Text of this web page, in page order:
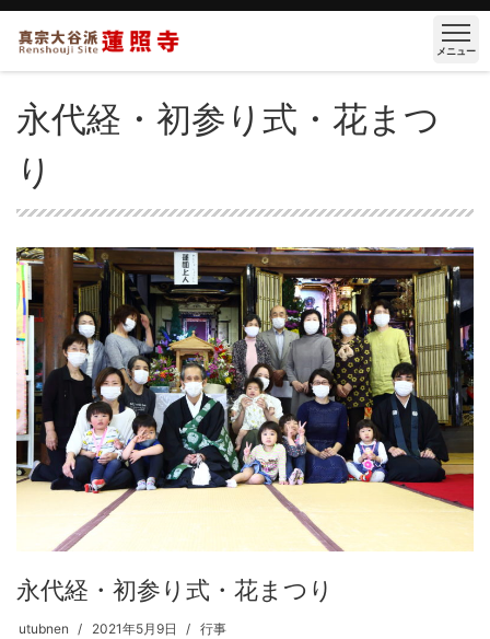
メニュー
永代経・初参り式・花まつ
り
永代経・初参り式・花まつり
utubnen 2021年5月9日 行事